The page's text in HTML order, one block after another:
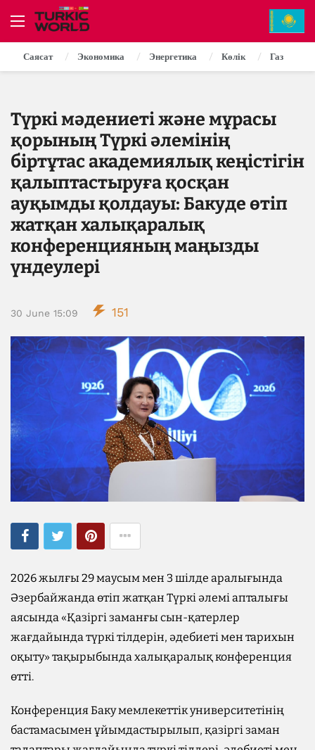
Саясат Экономика Энергетика Көлік Газ
Түркі мәдениеті және мұрасы
қорының Түркі әлемінің
біртұтас академиялық кеңістігін
қалыптастыруға қосқан
ауқымды қолдауы: Бакуде өтіп
жатқан халықаралық
конференцияның маңызды
үндеулері
30 June 15:09 151
2026 жылғы 29 маусым мен 3 шілде аралығында
Әзербайжанда өтіп жатқан Түркі әлемі апталығы
аясында «Қазіргі заманғы сын-қатерлер
жағдайында түркі тілдерін, әдебиеті мен тарихын
оқыту» тақырыбында халықаралық конференция
өтті.
Конференция Баку мемлекеттік университетінің
бастамасымен ұйымдастырылып, қазіргі заман